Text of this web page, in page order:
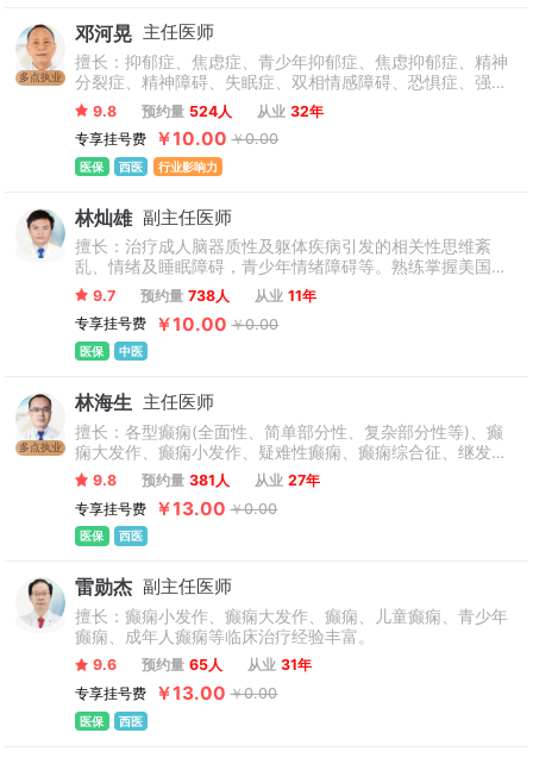
多点执业
邓河晃 主任医师
擅长：抑郁症、焦虑症、青少年抑郁症、焦虑抑郁症、精神
分裂症、精神障碍、失眠症、双相情感障碍、恐惧症、强迫
症、躁狂症、妄想症、青少年情绪障碍、厌学、心理叛逆、
网络成瘾、神经衰弱、植物神经紊乱、情感障碍、广泛性焦
虑障碍、微笑抑郁症、疑病症、社交恐怖症、惊恐障碍、神
经官能症等多种精神心理疾病，以及慢性疼痛各类躯体化障
9.8 预约量 524人 从业 32年
专享挂号费
￥10.00 ￥0.00
医保 西医 行业影响力
林灿雄 副主任医师
擅长：治疗成人脑器质性及躯体疾病引发的相关性思维紊
乱、情绪及睡眠障碍，青少年情绪障碍等。熟练掌握美国首
发精神病NAVIGATE药物-心理-康复整合干预模式、MECT和
rTMS等技术，在各类心身疾病的诊治方面积累了较为丰富的
临床经验。
9.7 预约量 738人 从业 11年
专享挂号费
￥10.00 ￥0.00
医保 中医
多点执业
林海生 主任医师
擅长：各型癫痫(全面性、简单部分性、复杂部分性等)、癫
痫大发作、癫痫小发作、疑难性癫痫、癫痫综合征、继发性
癫痫、原发性癫痫、遗传性癫痫、儿童癫痫、癫痫持续状
态、脑外伤、脑膜炎及手术后遗症引起的癫痫病等个体化治
疗，在癫痫及发作性疾病诊断及鉴别诊断、抗癫痫药物优化
调整、神经调控治疗、癫痫预后判断等方面有较深的临床造
9.8 预约量 381人 从业 27年
专享挂号费
￥13.00 ￥0.00
医保 西医
雷勋杰 副主任医师
擅长：癫痫小发作、癫痫大发作、癫痫、儿童癫痫、青少年
癫痫、成年人癫痫等临床治疗经验丰富。
9.6 预约量 65人 从业 31年
专享挂号费
￥13.00 ￥0.00
医保 西医